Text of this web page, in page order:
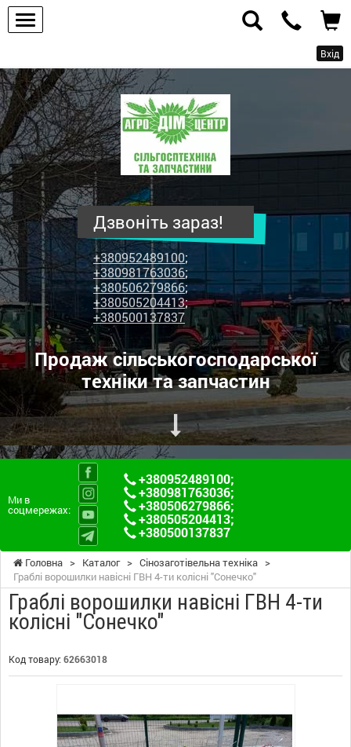
Вхід
ПП
"Агродім-
центр"
-
продаж
сільськогосподарської
техніки
та
запчастин
Дзвоніть зараз!
+380952489100;
+380981763036;
+380506279866;
+380505204413;
+380500137837
Продаж сільськогосподарської
техніки та запчастин
Ми в
соцмережах:
+380952489100;
+380981763036;
+380506279866;
+380505204413;
+380500137837
Головна > Каталог > Сінозаготівельна техніка >
Граблі ворошилки навісні ГВН 4-ти колісні "Сонечко"
Граблі ворошилки навісні ГВН 4-ти
колісні "Сонечко"
Код товару: 62663018